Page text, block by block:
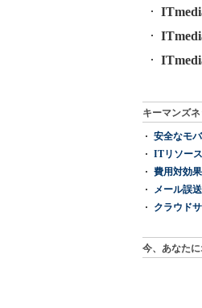
キーマンズ
安全なモ
ITリソー
費用対効
メール誤
クラウド
今、あなたに